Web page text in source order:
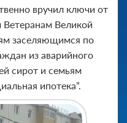
вручил ключи от
Ветеранам Великой
заселяющимся по
из аварийного
сирот и семьям
ипотека”.